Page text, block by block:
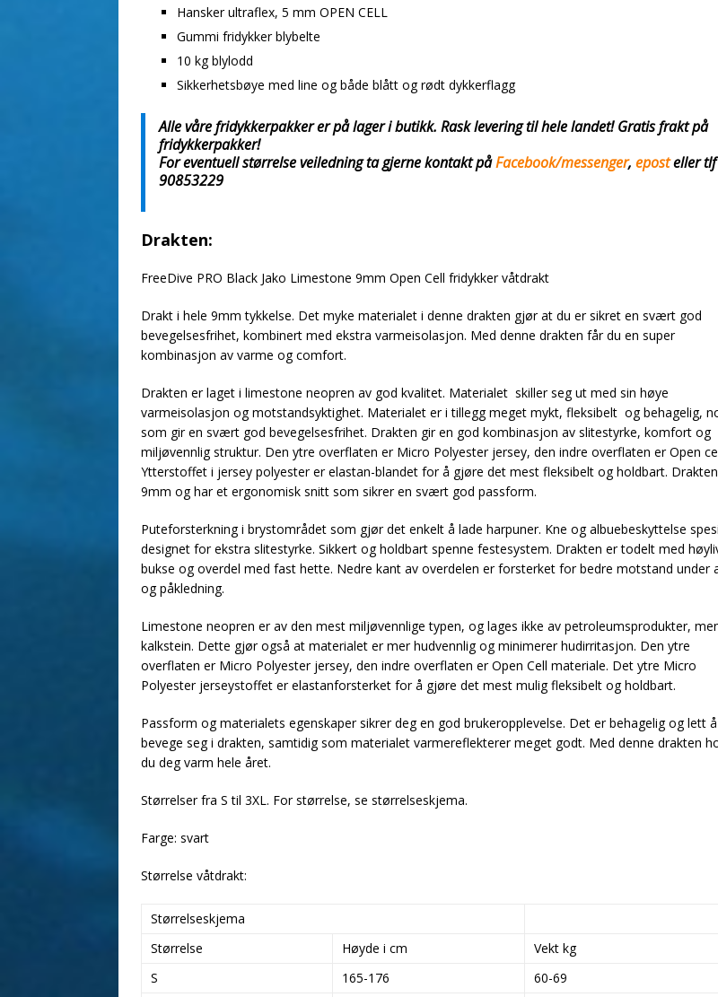
Hansker ultraflex, 5 mm OPEN CELL
Gummi fridykker blybelte
10 kg blylodd
Sikkerhetsbøye med line og både blått og rødt dykkerflagg
Alle våre fridykkerpakker er på lager i butikk. Rask levering til hele landet! Gratis frakt på
fridykkerpakker!
For eventuell størrelse veiledning ta gjerne kontakt påFacebook/messenger, eposteller tlf
90853229
Drakten:
FreeDive PRO Black Jako Limestone 9mm Open Cell fridykker våtdrakt
Drakt i hele 9mm tykkelse. Det myke materialet i denne drakten gjør at du er sikret en svært god
bevegelsesfrihet, kombinert med ekstra varmeisolasjon. Med denne drakten får du en super
kombinasjon av varme og comfort.
Drakten er laget i limestone neopren av god kvalitet. Materialet skiller seg ut med sin høye
varmeisolasjon og motstandsyktighet. Materialet er i tillegg meget mykt, fleksibelt og behagelig,
som gir en svært god bevegelsesfrihet. Drakten gir en god kombinasjon av slitestyrke, komfort og
miljøvennlig struktur. Den ytre overflaten er Micro Polyester jersey, den indre overflaten er Open
Ytterstoffet i jersey polyester er elastan-blandet for å gjøre det mest fleksibelt og holdbart.
9mm og har et ergonomisk snitt som sikrer en svært god passform.
Puteforsterkning i brystområdet som gjør det enkelt å lade harpuner. Kne og albuebeskyttelse
designet for ekstra slitestyrke. Sikkert og holdbart spenne festesystem. Drakten er todelt med
bukse og overdel med fast hette. Nedre kant av overdelen er forsterket for bedre motstand under
og påkledning.
Limestone neopren er av den mest miljøvennlige typen, og lages ikke av petroleumsprodukter,
kalkstein. Dette gjør også at materialet er mer hudvennlig og minimerer hudirritasjon. Den ytre
overflaten er Micro Polyester jersey, den indre overflaten er Open Cell materiale. Det ytre Micro
Polyester jerseystoffet er elastanforsterket for å gjøre det mest mulig fleksibelt og holdbart.
Passform og materialets egenskaper sikrer deg en god brukeropplevelse. Det er behagelig og lett å
bevege seg i drakten, samtidig som materialet varmereflekterer meget godt. Med denne drakten
du deg varm hele året.
Størrelser fra S til 3XL. For størrelse, se størrelseskjema.
Farge: svart
Størrelse våtdrakt:
Størrelseskjema
Størrelse
Høyde i cm
Vekt kg
S
165-176
60-69